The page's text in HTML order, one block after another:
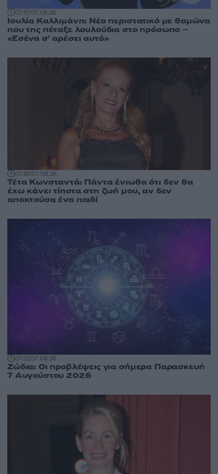
07:5707.08.26
Ιουλία Καλλιμάνη: Νέο περιστατικό με θαμώνα
που της πέταξε λουλούδια στο πρόσωπο –
«Εσένα σ’ αρέσει αυτό»
07:5007.08.26
Τέτα Κωνσταντά: Πάντα ένιωθα ότι δεν θα
έχω κάνει τίποτα στη ζωή μου, αν δεν
αποκτούσα ένα παιδί
07:3107.08.26
Ζώδια: Οι προβλέψεις για σήμερα Παρασκευή
7 Αυγούστου 2026